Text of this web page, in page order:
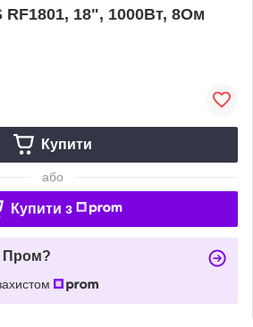
RF1801, 18", 1000Вт, 8Ом
Купити
або
Купити з
Пром?